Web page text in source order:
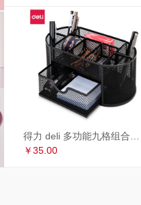
￥35.00